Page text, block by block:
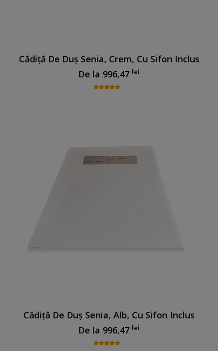
Cădiță De Duș Senia, Crem, Cu Sifon Inclus
De la 996,47 lei
Cădiță De Duș Senia, Alb, Cu Sifon Inclus
De la 996,47 lei